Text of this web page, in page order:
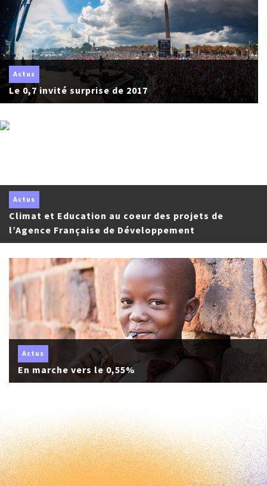
Actus
Le 0,7 invité surprise de 2017
Actus
Climat et Education au coeur des projets de
l’Agence Française de Développement
Actus
En marche vers le 0,55%